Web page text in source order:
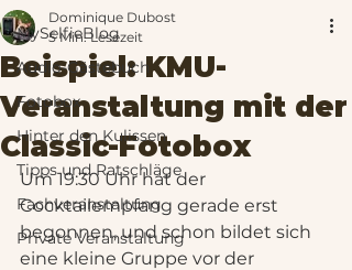
MySelfieBlog
Audio-Gästebuch
Fotobox
Hinter den Kulissen
Tipps und Ratschläge
Fachveranstaltung
Private Veranstaltung
Beispiel: KMU-
Veranstaltung mit der
Classic-Fotobox
Dominique Dubost
5 Min. Lesezeit
Um 19:30 Uhr hat der
Cocktailempfang gerade erst
begonnen, und schon bildet sich
eine kleine Gruppe vor der